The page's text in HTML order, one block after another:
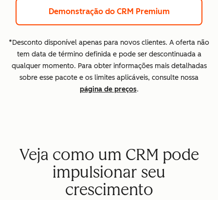
Demonstração do CRM Premium
*Desconto disponível apenas para novos clientes. A oferta não
tem data de término definida e pode ser descontinuada a
qualquer momento. Para obter informações mais detalhadas
sobre esse pacote e os limites aplicáveis, consulte nossa
página de preços.
Veja como um CRM pode
impulsionar seu
crescimento